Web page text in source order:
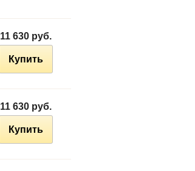
11 630 руб.
Купить
11 630 руб.
Купить